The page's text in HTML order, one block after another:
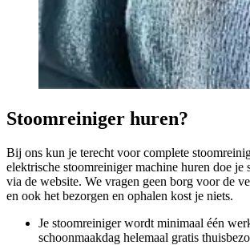
Stoomreiniger huren?
Bij ons kun je terecht voor complete
elektrische stoomreiniger machine huren doe je
via de website. We vragen geen borg voor de
en ook het bezorgen en ophalen kost je niets.
Je stoomreiniger wordt minimaal één
schoonmaakdag helemaal gratis